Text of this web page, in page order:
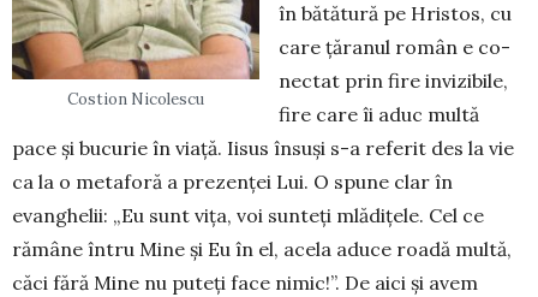
Costion Nicolescu
în bătătură pe Hristos, cu
care țăranul român e co­
nectat prin fire invizibile,
fire care îi aduc multă
pace și bucurie în viață. Iisus însuși s-a referit des la vie
ca la o metaforă a prezenței Lui. O spune clar în
evanghelii: „Eu sunt viţa, voi sunteţi mlă­diţele. Cel ce
rămâne întru Mine şi Eu în el, ace­la aduce roadă multă,
căci fără Mine nu puteţi face nimic!”. De aici și avem